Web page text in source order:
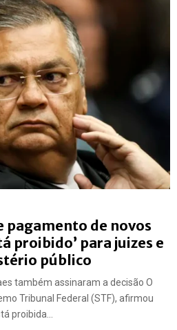
pagamento de novos
proibido’ para juizes e
público
também assinaram a decisão O
Tribunal Federal (STF), afirmou
proibida...